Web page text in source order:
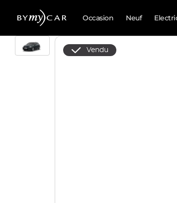
Occasion Neuf
Vendu